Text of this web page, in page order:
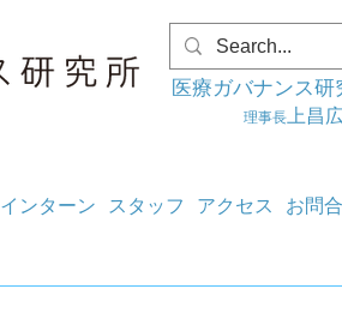
医療ガバナンス研
理事長 上昌
インターン スタッフ アクセス お問